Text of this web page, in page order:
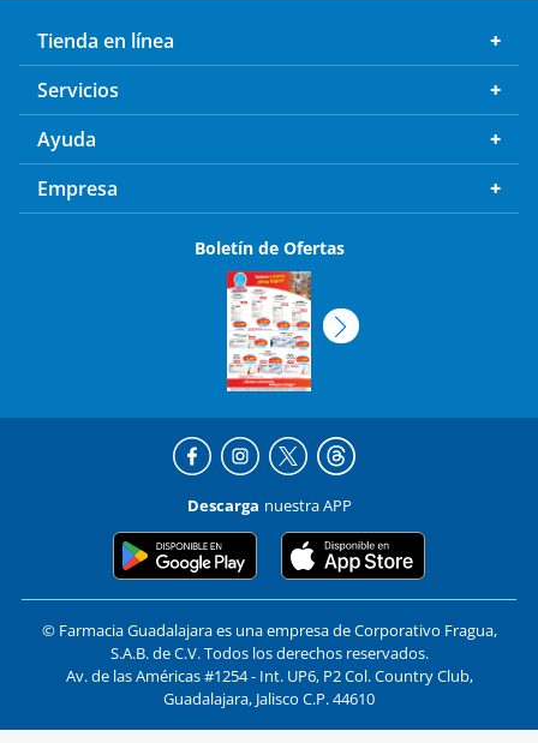
Tienda en línea
Servicios
Ayuda
Empresa
Boletín de Ofertas
Descarga nuestra APP
© Farmacia Guadalajara es una empresa de Corporativo Fragua,
S.A.B. de C.V. Todos los derechos reservados.
Av. de las Américas #1254 - Int. UP6, P2 Col. Country Club,
Guadalajara, Jalisco C.P. 44610